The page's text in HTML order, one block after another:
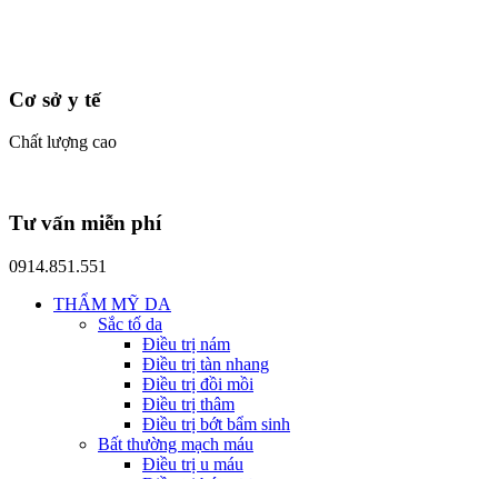
Cơ sở y tế
Chất lượng cao
Tư vấn miễn phí
0914.851.551
THẨM MỸ DA
Sắc tố da
Điều trị nám
Điều trị tàn nhang
Điều trị đồi mồi
Điều trị thâm
Điều trị bớt bẩm sinh
Bất thường mạch máu
Điều trị u máu